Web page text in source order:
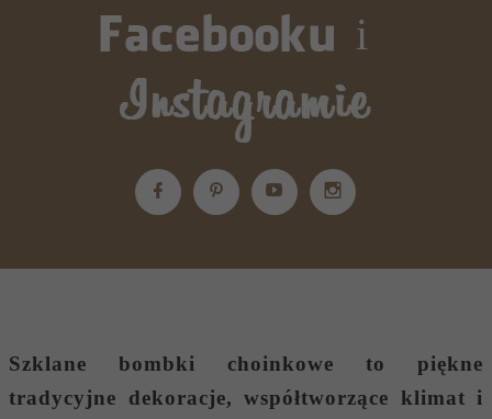
i
Szklane bombki choinkowe to piękne
tradycyjne dekoracje, współtworzące klimat i